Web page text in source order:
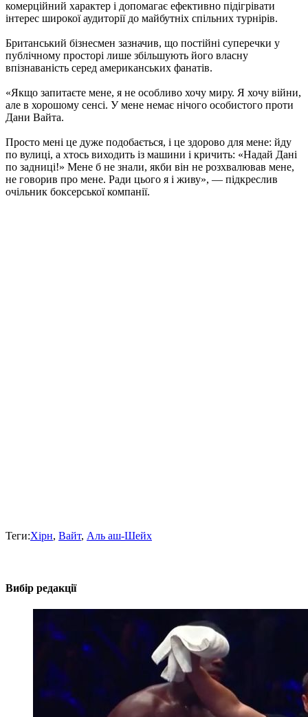
комерційний характер і допомагає ефективно підігрівати
інтерес широкої аудиторії до майбутніх спільних турнірів.
Британський бізнесмен зазначив, що постійні суперечки у
публічному просторі лише збільшують його власну
впізнаваність серед американських фанатів.
«Якщо запитаєте мене, я не особливо хочу миру. Я хочу війни,
але в хорошому сенсі. У мене немає нічого особистого проти
Дани Вайта.
Просто мені це дуже подобається, і це здорово для мене: йду
по вулиці, а хтось виходить із машини і кричить: «Надай Дані
по задниці!» Мене б не знали, якби він не розхвалював мене,
не говорив про мене. Ради цього я і живу», — підкреслив
очільник боксерської компанії.
Теги:Хірн, Вайт, Аль аш-Шейх
Вибір редакції